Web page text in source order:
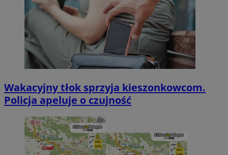
Wakacyjny tłok sprzyja kieszonkowcom.
Policja apeluje o czujność